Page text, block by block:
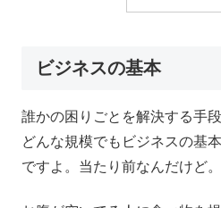
ビジネスの基本
誰かの困りごとを解決する手
どんな規模でもビジネスの基
ですよ。当たり前なんだけど。